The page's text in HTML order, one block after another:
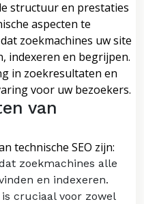
structuur en prestaties
aspecten te
zoekmachines uw site
indexeren en begrijpen.
in zoekresultaten en
voor uw bezoekers.
van
technische SEO zijn:
zoekmachines alle
en indexeren.
cruciaal voor zowel